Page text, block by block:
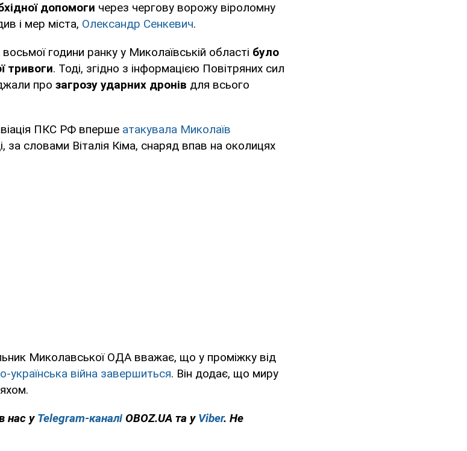
допомоги через чергову ворожу віроломну
і мер міста, Олександр Сенкевич.
години ранку у Миколаївській області було
тривоги. Тоді, згідно з інформацією Повітряних сил
про загрозу ударних дронів для всього
ПКС РФ вперше атакувала Миколаїв
за словами Віталія Кіма, снаряд впав на околицях
Миколавської ОДА вважає, що у проміжку від
українська війна завершиться. Він додає, що миру
нас у Telegram-каналі OBOZ.UA та у Viber. Не